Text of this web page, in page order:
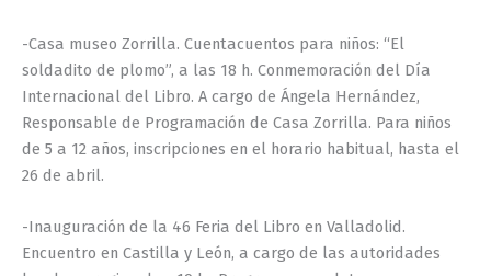
-Casa museo Zorrilla. Cuentacuentos para niños: “El
soldadito de plomo”, a las 18 h. Conmemoración del Día
Internacional del Libro. A cargo de Ángela Hernández,
Responsable de Programación de Casa Zorrilla. Para niños
de 5 a 12 años, inscripciones en el horario habitual, hasta el
26 de abril.
-Inauguración de la 46 Feria del Libro en Valladolid.
Encuentro en Castilla y León, a cargo de las autoridades